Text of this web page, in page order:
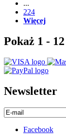
...
224
Więcej
Pokaż 1 -
Newsletter
Facebook